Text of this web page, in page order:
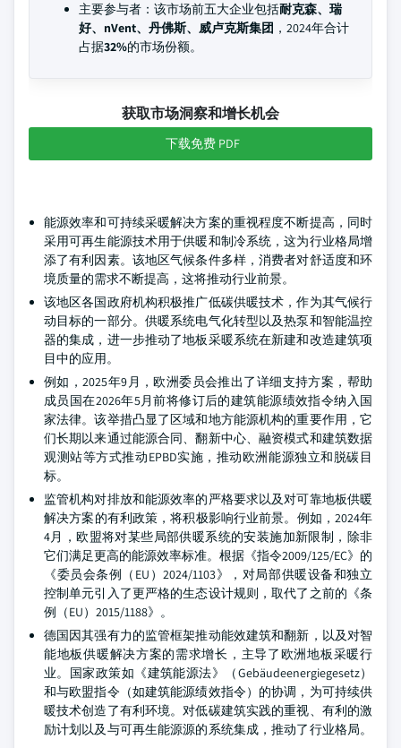
主要参与者：该市场前五大企业包括耐克森、瑞
好、nVent、丹佛斯、威卢克斯集团 ，2024年合计
占据32%的市场份额。
获取市场洞察和增长机会
下载免费 PDF
能源效率和可持续采暖解决方案的重视程度不断提高，同时
采用可再生能源技术用于供暖和制冷系统，这为行业格局增
添了有利因素。该地区气候条件多样，消费者对舒适度和环
境质量的需求不断提高，这将推动行业前景。
该地区各国政府机构积极推广低碳供暖技术，作为其气候行
动目标的一部分。供暖系统电气化转型以及热泵和智能温控
器的集成，进一步推动了地板采暖系统在新建和改造建筑项
目中的应用。
例如，2025年9月，欧洲委员会推出了详细支持方案，帮助
成员国在2026年5月前将修订后的建筑能源绩效指令纳入国
家法律。该举措凸显了区域和地方能源机构的重要作用，它
们长期以来通过能源合同、翻新中心、融资模式和建筑数据
观测站等方式推动EPBD实施，推动欧洲能源独立和脱碳目
标。
监管机构对排放和能源效率的严格要求以及对可靠地板供暖
解决方案的有利政策，将积极影响行业前景。例如，2024年
4月，欧盟将对某些局部供暖系统的安装施加新限制，除非
它们满足更高的能源效率标准。根据《指令2009/125/EC》的
《委员会条例（EU）2024/1103》，对局部供暖设备和独立
控制单元引入了更严格的生态设计规则，取代了之前的《条
例（EU）2015/1188》。
德国因其强有力的监管框架推动能效建筑和翻新，以及对智
能地板供暖解决方案的需求增长，主导了欧洲地板采暖行
业。国家政策如《建筑能源法》（Gebäudeenergiegesetz）
和与欧盟指令（如建筑能源绩效指令）的协调，为可持续供
暖技术创造了有利环境。对低碳建筑实践的重视、有利的激
励计划以及与可再生能源源的系统集成，推动了行业格局。